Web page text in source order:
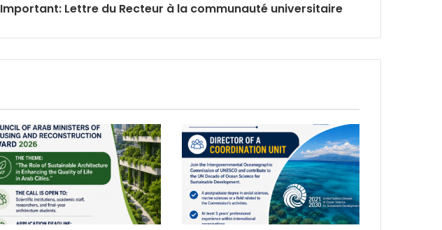
Important: Lettre du Recteur à la communauté universitaire